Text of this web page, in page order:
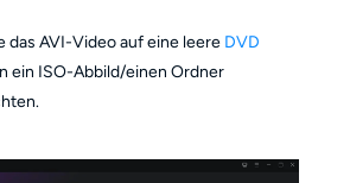
das AVI-Video auf eine leere DVD
ein ISO-Abbild/einen Ordner